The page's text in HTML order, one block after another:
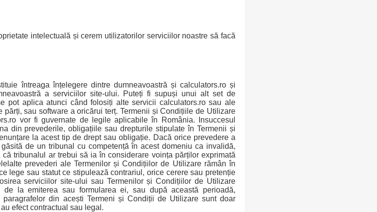
intelectuală și cerem utilizatorilor serviciilor noastre să facă
întreaga înțelegere dintre dumneavoastră și calculators.ro și
a serviciilor site-ului. Puteți fi supuși unui alt set de
pot aplica atunci când folosiți alte servicii calculators.ro sau ale
părți, sau software a oricărui terț. Termenii și Condițiile de Utilizare
vor fi guvernate de legile aplicabile în România. Insuccesul
din prevederile, obligațiile sau drepturile stipulate în Termenii și
la acest tip de drept sau obligație. Dacă orice prevedere a
de un tribunal cu competență în acest domeniu ca invalidă,
tribunalul ar trebui să ia în considerare voința părților exprimată
prevederi ale Termenilor și Condițiilor de Utilizare rămân în
lege sau statut ce stipulează contrariul, orice cerere sau pretenție
serviciilor site-ului sau Termenilor și Condițiilor de Utilizare
la emiterea sau formularea ei, sau după această perioadă,
din acești Termeni și Condiții de Utilizare sunt doar
efect contractual sau legal.